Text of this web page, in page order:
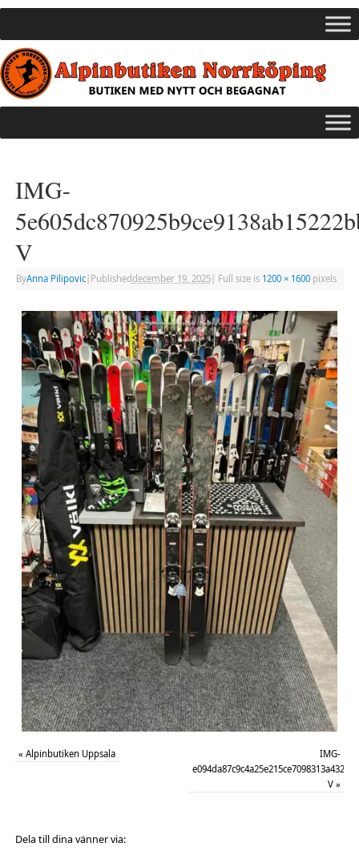
IMG-
V
ByAnna Pilipovic| Publisheddecember 19, 2025| Full size is 1200 × 1600pixels
« Alpinbutiken Uppsala
IMG-
e094da87c9c4a25e215ce7098313a432-
V »
Dela till dina vänner via: